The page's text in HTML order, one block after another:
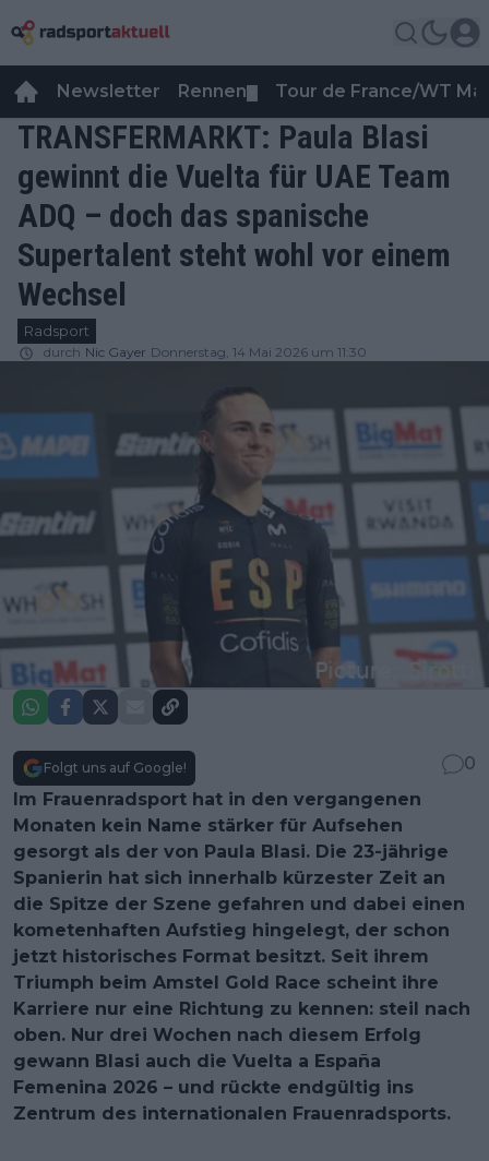
Newsletter Rennen Tour de France/WT
TRANSFERMARKT: Paula Blasi
gewinnt die Vuelta für UAE Team
ADQ – doch das spanische
Supertalent steht wohl vor einem
Wechsel
Radsport
durch Nic Gayer Donnerstag, 14 Mai 2026 um 11:30
Folgt uns auf Google!
0
Im Frauenradsport hat in den vergangenen
Monaten kein Name stärker für Aufsehen
gesorgt als der von Paula Blasi. Die 23-jährige
Spanierin hat sich innerhalb kürzester Zeit an
die Spitze der Szene gefahren und dabei einen
kometenhaften Aufstieg hingelegt, der schon
jetzt historisches Format besitzt. Seit ihrem
Triumph beim Amstel Gold Race scheint ihre
Karriere nur eine Richtung zu kennen: steil nach
oben. Nur drei Wochen nach diesem Erfolg
gewann Blasi auch die Vuelta a España
Femenina 2026 – und rückte endgültig ins
Zentrum des internationalen Frauenradsports.